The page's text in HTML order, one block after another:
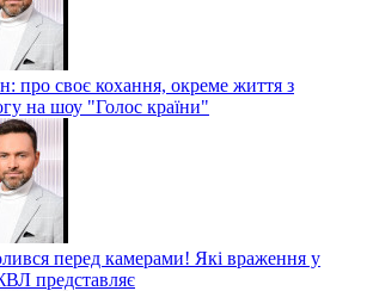
своє кохання, окреме життя з
на шоу "Голос країни"
перед камерами! Які враження у
представляє